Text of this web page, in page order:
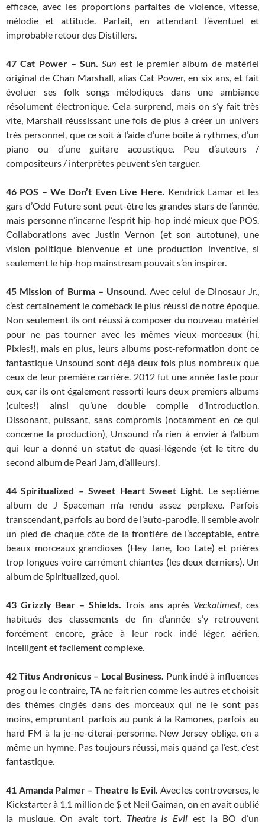
efficace, avec les proportions parfaites de violence, vitesse,
mélodie et attitude. Parfait, en attendant l’éventuel et
improbable retour des Distillers.
47Cat Power – Sun.Sun est le premier album de matériel
original de Chan Marshall, alias Cat Power, en six ans, et fait
évoluer ses folk songs mélodiques dans une ambiance
résolument électronique. Cela surprend, mais on s’y fait très
vite, Marshall réussissant une fois de plus à créer un univers
très personnel, que ce soit à l’aide d’une boîte à rythmes, d’un
piano ou d’une guitare acoustique. Peu d’auteurs /
compositeurs / interprètes peuvent s’en targuer.
46 POS – We Don’t Even Live Here. Kendrick Lamar et les
gars d’Odd Future sont peut-être les grandes stars de l’année,
mais personne n’incarne l’esprit hip-hop indé mieux que POS.
Collaborations avec Justin Vernon (et son autotune), une
vision politique bienvenue et une production inventive, si
seulement le hip-hop mainstream pouvait s’en inspirer.
45 Mission of Burma – Unsound.Avec celui de Dinosaur Jr.,
c’est certainement le comeback le plus réussi de notre époque.
Non seulement ils ont réussi à composer du nouveau matériel
pour ne pas tourner avec les mêmes vieux morceaux (hi,
Pixies!), mais en plus, leurs albums post-reformation dont ce
fantastique Unsound sont déjà deux fois plus nombreux que
ceux de leur première carrière. 2012 fut une année faste pour
eux, car ils ont également ressorti leurs deux premiers albums
(cultes!) ainsi qu’une double compile d’introduction.
Dissonant, puissant, sans compromis (notamment en ce qui
concerne la production), Unsound n’a rien à envier à l’album
qui leur a donné un statut de quasi-légende (et le titre du
second album de Pearl Jam, d’ailleurs).
44 Spiritualized – Sweet Heart Sweet Light. Le septième
album de J Spaceman m’a rendu assez perplexe. Parfois
transcendant, parfois au bord de l’auto-parodie, il semble avoir
un pied de chaque côte de la frontière de l’acceptable, entre
beaux morceaux grandioses (Hey Jane, Too Late) et prières
trop longues voire carrément chiantes (les deux derniers). Un
album de Spiritualized, quoi.
43 Grizzly Bear – Shields.Trois ans après Veckatimest, ces
habitués des classements de fin d’année s’y retrouvent
forcément encore, grâce à leur rock indé léger, aérien,
intelligent et facilement complexe.
42 Titus Andronicus – Local Business. Punk indé à influences
prog ou le contraire, TA ne fait rien comme les autres et choisit
des thèmes cinglés dans des morceaux qui ne le sont pas
moins, empruntant parfois au punk à la Ramones, parfois au
hard FM à la je-ne-citerai-personne. New Jersey oblige, on a
même un hymne. Pas toujours réussi, mais quand ça l’est, c’est
fantastique.
41 Amanda Palmer – Theatre Is Evil. Avec les controverses, le
Kickstarter à 1,1 million de $ et Neil Gaiman, on en avait oublié
la musique. On avait tort.Theatre Is Evil est la BO d’un